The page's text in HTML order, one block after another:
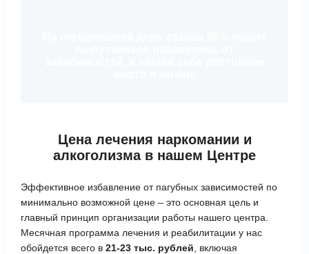
Цена лечения наркомании и
алкоголизма в нашем Центре
Эффективное избавление от пагубных зависимостей по
минимально возможной цене – это основная цель и
главный принцип организации работы нашего центра.
Месячная программа лечения и реабилитации у нас
обойдется всего в 21-23 тыс. рублей , включая